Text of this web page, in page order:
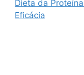
Dieta da
Eficácia